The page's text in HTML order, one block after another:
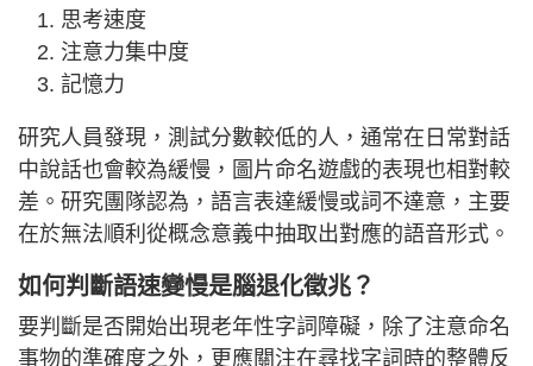
思考速度
注意力集中度
記憶力
研究人員發現，測試分數較低的人，通常在日常對話
中說話也會較為緩慢，圖片命名遊戲的表現也相對較
差。研究團隊認為，語言表達緩慢或詞不達意，主要
在於無法順利從概念意義中抽取出對應的語音形式。
如何判斷語速變慢是腦退化徵兆？
要判斷是否開始出現老年性字詞障礙，除了注意命名
事物的準確度之外，更應關注在尋找字詞時的整體反